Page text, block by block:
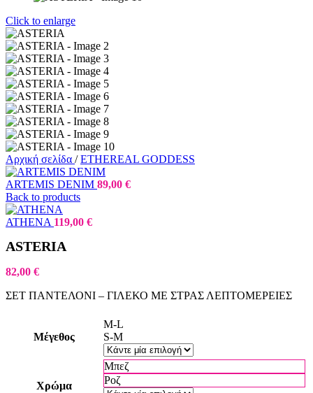
Click to enlarge
Αρχική σελίδα / ETHEREAL GODDESS
ARTEMIS DENIM 89,00 €
Back to products
ATHENA 119,00 €
ASTERIA
82,00 €
ΣΕΤ ΠΑΝΤΕΛΟΝΙ – ΓΙΛΕΚΟ ΜΕ ΣΤΡΑΣ ΛΕΠΤΟΜΕΡΕΙΕΣ
Μέγεθος
M-L
S-M
Χρώμα
Μπεζ
Ροζ